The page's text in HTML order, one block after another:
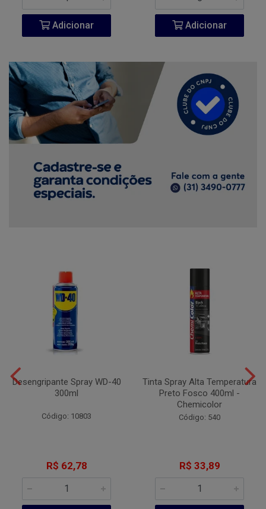
Adicionar Adicionar
Desengripante Spray WD-40
300ml
Código: 10803
R$ 62,78
Tinta Spray Alta Temperatura
Preto Fosco 400ml -
Chemicolor
Código: 540
R$ 33,89